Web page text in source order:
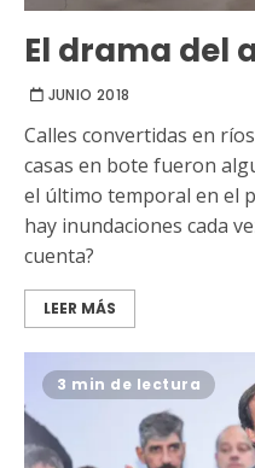
El drama del
JUNIO 2018
Calles convertidas en
casas en bote fueron
el último temporal en el
hay inundaciones cada
cuenta?
LEER MÁS
3 min de lectura